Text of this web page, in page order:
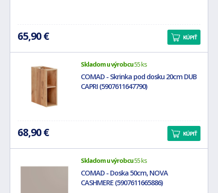
65,90 € KÚPIŤ
Skladom u výrobcu55 ks
COMAD - Skrinka pod dosku 20cm DUB
CAPRI (5907611647790)
68,90 € KÚPIŤ
Skladom u výrobcu55 ks
COMAD - Doska 50cm, NOVA
CASHMERE (5907611665886)